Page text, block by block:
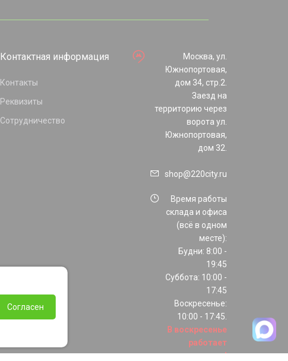
Контактная информация
Контакты
Реквизиты
Сотрудничество
Москва, ул.
Южнопортовая,
дом 34, стр.2.
Заезд на
территорию через
ворота ул.
Южнопортовая,
дом 32.
shop@220city.ru
Время работы
склада и офиса
(всё в одном
месте):
Будни: 8:00 -
19:45
Суббота: 10:00 -
17:45
Воскресенье:
10:00 - 17:45.
В воскресенье
работает
только шоурум!
Согласен